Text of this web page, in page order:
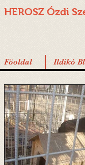
HEROSZ Ózdi
Föoldal Ildikó